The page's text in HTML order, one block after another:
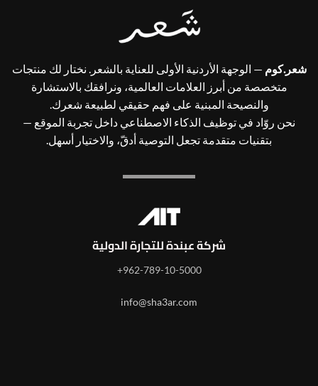
شعر.كوم — الوجهة الأردنية الأولى للعناية بالشعر. نختار لك منتجات
متخصصة من أبرز العلامات العالمية، ونرافقك بالاستشارة
والنصيحة المبنية على فهم حقيقي لطبيعة شعرك.
نحن روّاد في توظيف الذكاء الاصطناعي داخل تجربة الموقع —
بتقنيات متقدمة تجعل التوصية أدقّ، والاختيار أسهل.
شركة عبندة للتجارة الدولية
962-789-10-5000+
info@sha3ar.com